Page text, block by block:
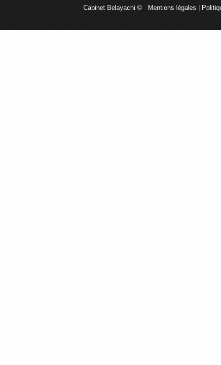
Cabinet Belayachi © Mentions légales